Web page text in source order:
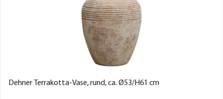
Dehner Terrakotta-Vase, rund, ca. Ø53/H61 cm